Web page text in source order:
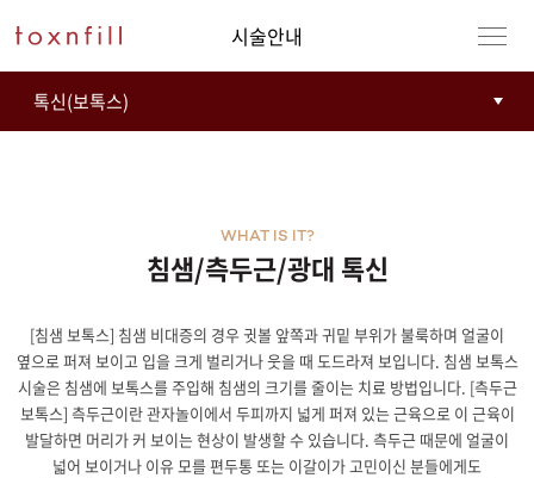
시술안내
침샘/측두근/광대 톡신
WHAT IS IT?
[침샘 보톡스] 침샘 비대증의 경우 귓볼 앞쪽과 귀밑 부위가 불룩하며 얼굴이
옆으로 퍼져 보이고 입을 크게 벌리거나 웃을 때 도드라져 보입니다. 침샘 보톡스
시술은 침샘에 보톡스를 주입해 침샘의 크기를 줄이는 치료 방법입니다. [측두근
보톡스] 측두근이란 관자놀이에서 두피까지 넓게 퍼져 있는 근육으로 이 근육이
발달하면 머리가 커 보이는 현상이 발생할 수 있습니다. 측두근 때문에 얼굴이
넓어 보이거나 이유 모를 편두통 또는 이갈이가 고민이신 분들에게도